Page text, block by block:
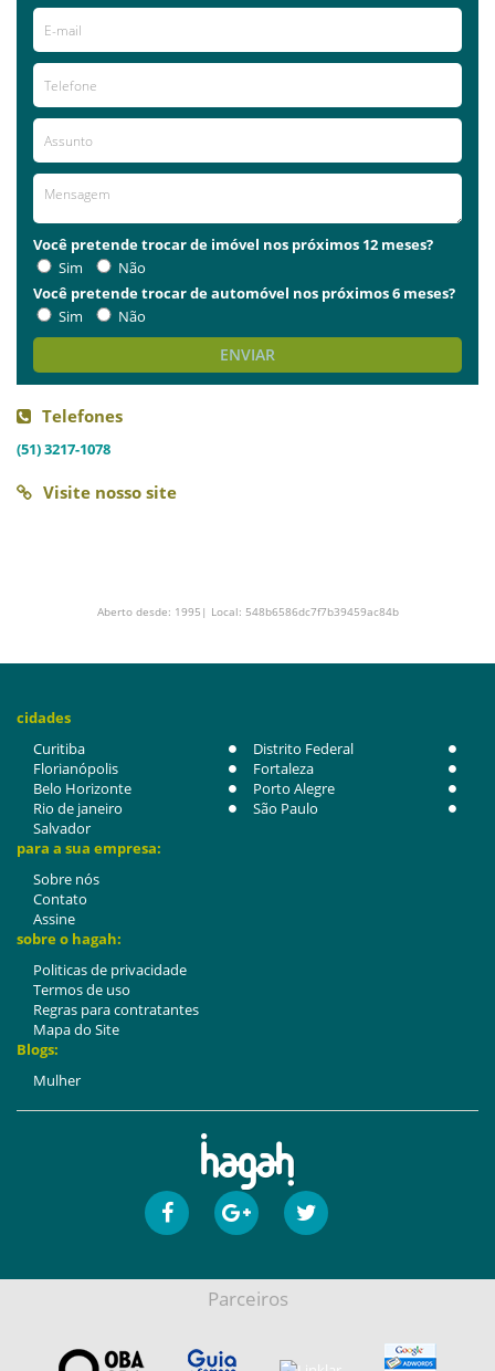
Você pretende trocar de imóvel nos próximos 12 meses?
Sim
Não
Você pretende trocar de automóvel nos próximos 6 meses?
Sim
Não
ENVIAR
Telefones
(51) 3217-1078
Visite nosso site
Aberto desde: 1995| Local: 548b6586dc7f7b39459ac84b
cidades
Curitiba
Distrito Federal
Florianópolis
Fortaleza
Belo Horizonte
Porto Alegre
Rio de janeiro
São Paulo
Salvador
para a sua empresa:
Sobre nós
Contato
Assine
sobre o hagah:
Politicas de privacidade
Termos de uso
Regras para contratantes
Mapa do Site
Blogs:
Mulher
Parceiros